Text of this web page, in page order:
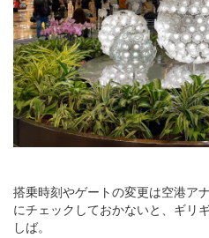
搭乗時刻やゲートの変更は空港ア
にチェックしておかないと、ギリ
しば。